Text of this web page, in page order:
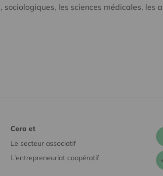
les sciences médicales, les
Cera et
Le secteur associatif
L'entrepreneuriat coopératif